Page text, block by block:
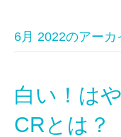
6月 2022のアーカ
白い！は
CRとは？